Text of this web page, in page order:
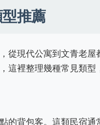
推薦
從現代公寓到文青老
這裡整理幾種常見類型
的背包客。這類民宿通